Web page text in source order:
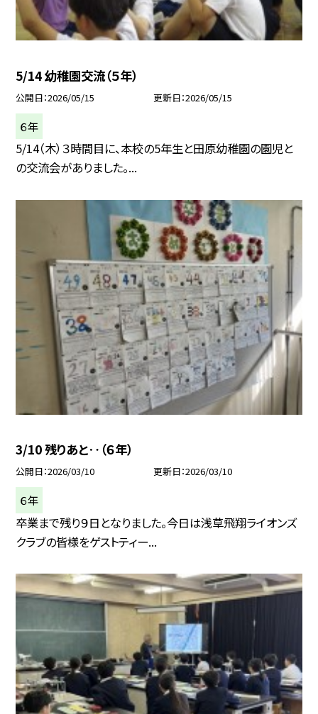
5/14 幼稚園交流（５年）
公開日 2026/05/15 更新日 2026/05/15
６年
5/14（木）３時間目に、本校の5年生と田原幼稚園の園児と
の交流会がありました。...
3/10 残りあと‥（６年）
公開日 2026/03/10 更新日 2026/03/10
６年
卒業まで残り９日となりました。今日は浅草飛翔ライオンズ
クラブの皆様をゲストティー...